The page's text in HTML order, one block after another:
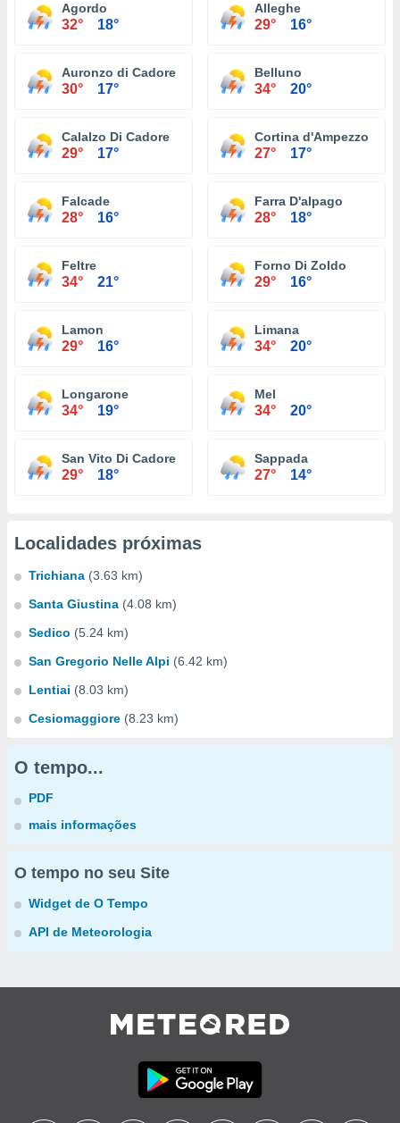
Agordo
32° 18°
Alleghe
29° 16°
Auronzo di Cadore
30° 17°
Belluno
34° 20°
Calalzo Di Cadore
29° 17°
Cortina d'Ampezzo
27° 17°
Falcade
28° 16°
Farra D'alpago
28° 18°
Feltre
34° 21°
Forno Di Zoldo
29° 16°
Lamon
29° 16°
Limana
34° 20°
Longarone
34° 19°
Mel
34° 20°
San Vito Di Cadore
29° 18°
Sappada
27° 14°
Localidades próximas
Trichiana (3.63 km)
Santa Giustina (4.08 km)
Sedico (5.24 km)
San Gregorio Nelle Alpi (6.42 km)
Lentiai (8.03 km)
Cesiomaggiore (8.23 km)
O tempo...
PDF
mais informações
O tempo no seu Site
Widget de O Tempo
API de Meteorologia